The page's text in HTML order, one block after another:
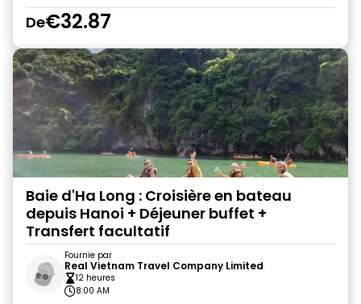
De€32.87
Baie d'Ha Long : Croisière en bateau
depuis Hanoi + Déjeuner buffet +
Transfert facultatif
Fournie par
Real Vietnam Travel Company Limited
12 heures
8:00 AM